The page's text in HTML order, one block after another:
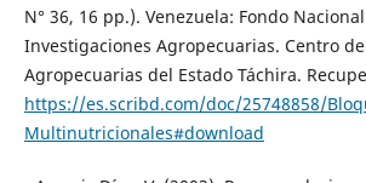
N° 36, 16 pp.). Venezuela: Fondo
Investigaciones Agropecuarias. Centro
Agropecuarias del Estado Táchira.
https://es.scribd.com/doc/25748858/
Multinutricionales#download